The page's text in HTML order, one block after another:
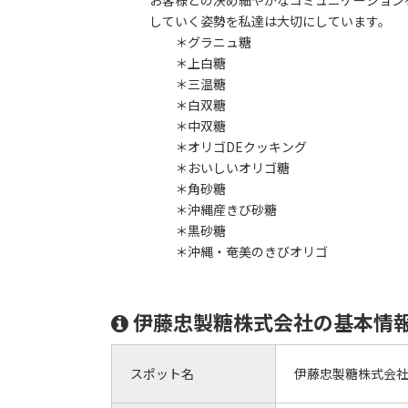
していく姿勢を私達は大切にしています。
＊グラニュ糖
＊上白糖
＊三温糖
＊白双糖
＊中双糖
＊オリゴDEクッキング
＊おいしいオリゴ糖
＊角砂糖
＊沖縄産きび砂糖
＊黒砂糖
＊沖縄・奄美のきびオリゴ
伊藤忠製糖株式会社の基本情
スポット名 伊藤忠製糖株式会社